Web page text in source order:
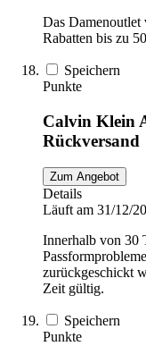
Das
Rabatten bis zu
Speichern
Punkte
Calvin Klein
Rückversand
Zum Angebot
Details
Läuft am 31/12/
Innerhalb von 30
zurückgeschickt
Zeit gültig.
Speichern
Punkte